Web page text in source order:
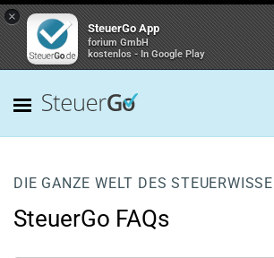
×
SteuerGo App
forium GmbH
kostenlos - In Google Play
DIE GANZE WELT DES
SteuerGo FAQs